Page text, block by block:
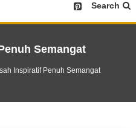
Search
Semangat
Inspiratif Penuh Semangat